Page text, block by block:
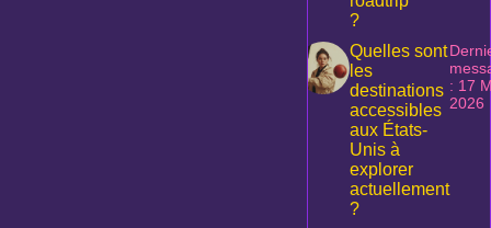
?
Quelles sont
les
destinations
accessibles
aux États-
Unis à
explorer
actuellement
?
: 17
2026